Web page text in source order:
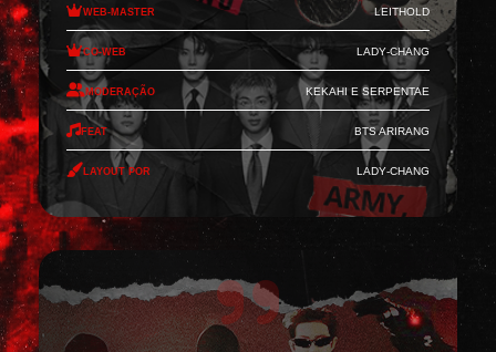
Web-Master Leithold
Co-Web Lady-Chang
Moderação Kekahi e Serpentae
Feat BTS Arirang
Layout por Lady-Chang